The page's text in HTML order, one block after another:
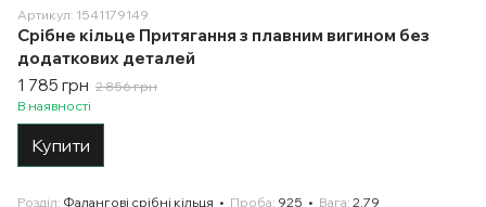
Артикул: 1541179149
Срібне кільце Притягання з плавним вигином без
додаткових деталей
1 785 грн 2 856 грн
В наявності
Купити
Розділ Фалангові срібні кільця Проба 925 Вага 2.79